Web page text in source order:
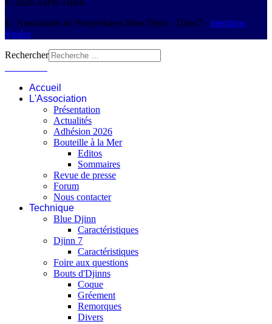
© Association de Propriétaires Blue Djinn - Djinn7 - mentions
légales
Rechercher
Accueil
L'Association
Présentation
Actualités
Adhésion 2026
Bouteille à la Mer
Editos
Sommaires
Revue de presse
Forum
Nous contacter
Technique
Blue Djinn
Caractéristiques
Djinn 7
Caractéristiques
Foire aux questions
Bouts d'Djinns
Coque
Gréement
Remorques
Divers